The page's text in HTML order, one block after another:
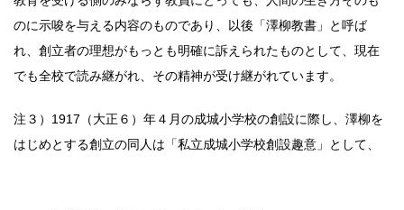
のに示唆を与える内容のものであり、以後「澤柳教書」と呼ば
れ、創立者の理想がもっとも明確に訴えられたものとして、現在
でも全校で読み継がれ、その精神が受け継がれています。
注３）1917（大正６）年４月の成城小学校の創設に際し、澤柳を
はじめとする創立の同人は「私立成城小学校創設趣意」として、